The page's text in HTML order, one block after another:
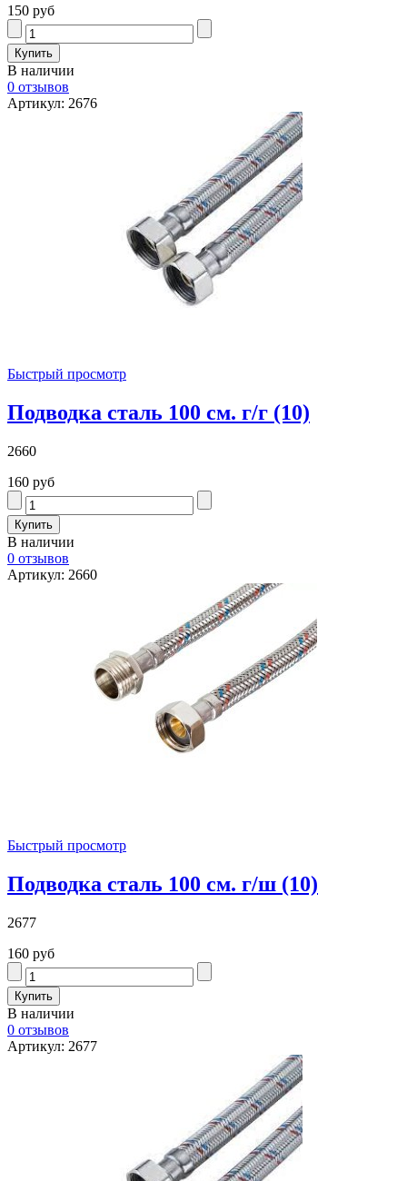
150 руб
В наличии
0 отзывов
Артикул: 2676
Быстрый просмотр
Подводка сталь 100 см. г/г (10)
2660
160 руб
В наличии
0 отзывов
Артикул: 2660
Быстрый просмотр
Подводка сталь 100 см. г/ш (10)
2677
160 руб
В наличии
0 отзывов
Артикул: 2677